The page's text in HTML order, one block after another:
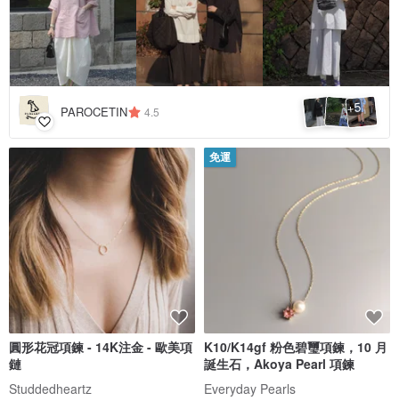
PAROCETIN 4.5 +5
圓形花冠項鍊 - 14K注金 - 歐美項
鏈
Studdedheartz
免運
K10/K14gf 粉色碧璽項鍊，10 月
誕生石，Akoya Pearl 項鍊
Everyday Pearls